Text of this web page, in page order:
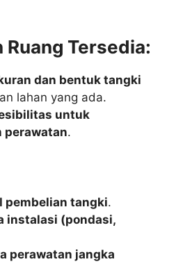
Ruang Tersedia:
dan bentuk tangki
lahan yang ada.
untuk
perawatan.
pembelian tangki.
instalasi (pondasi,
perawatan jangka